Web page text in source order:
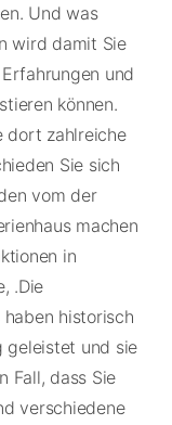
Und was
wird damit Sie
und
können.
dort zahlreiche
Sie sich
vom der
machen
in
.Die
historisch
geleistet und sie
Fall, dass Sie
verschiedene